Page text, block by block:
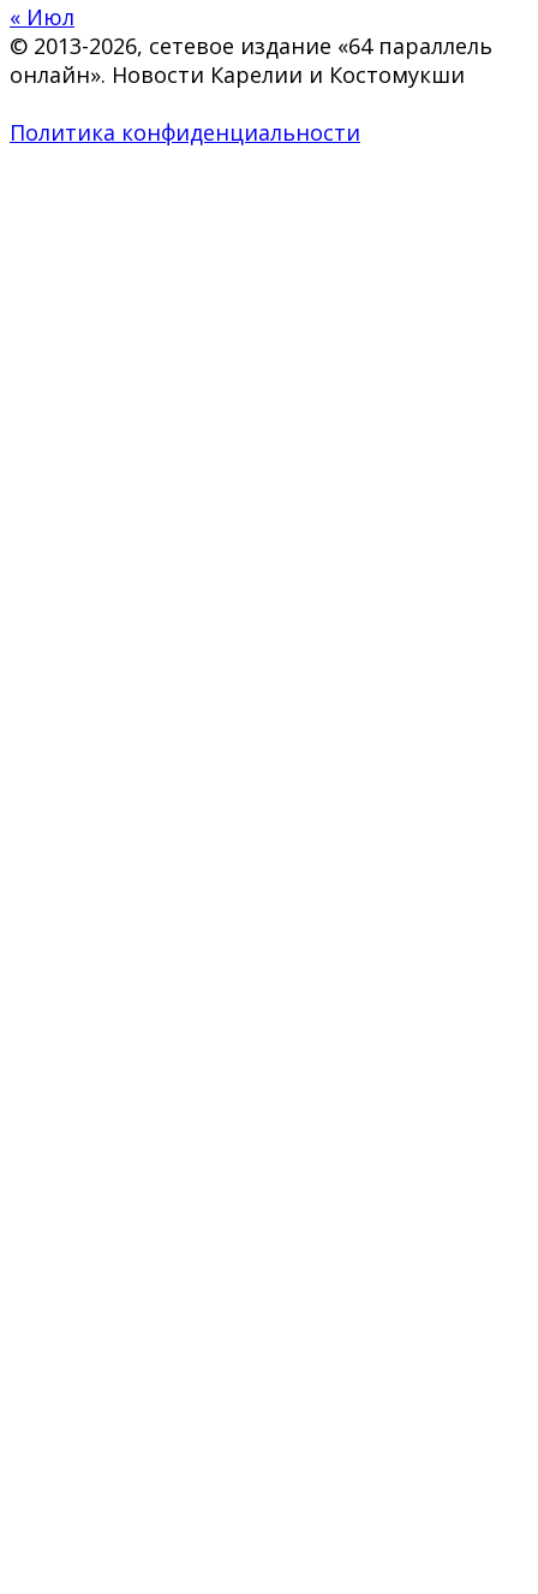
« Июл
© 2013-2026, сетевое издание «64 параллель
онлайн». Новости Карелии и Костомукши
Политика конфиденциальности